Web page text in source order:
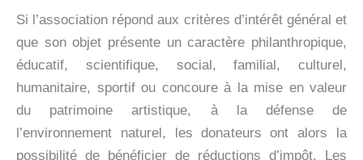
Si l’association répond aux critères d’intérêt général et
que son objet présente un caractère philanthropique,
éducatif, scientifique, social, familial, culturel,
humanitaire, sportif ou concoure à la mise en valeur
du patrimoine artistique, à la défense de
l’environnement naturel, les donateurs ont alors la
possibilité de bénéficier de réductions d’impôt. Les